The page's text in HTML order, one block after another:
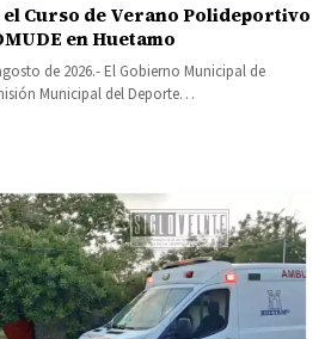
Curso de Verano Polideportivo
en Huetamo
de 2026.- El Gobierno Municipal de
Municipal del Deporte…